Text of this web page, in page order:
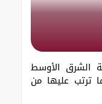
الشرق الأوسط
ترتب عليها من